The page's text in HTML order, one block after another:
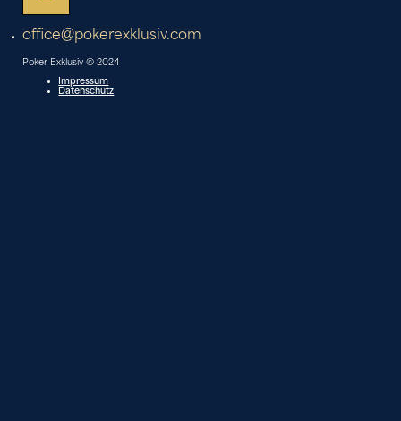
office@pokerexklusiv.com
Poker Exklusiv © 2024
Impressum
Datenschutz